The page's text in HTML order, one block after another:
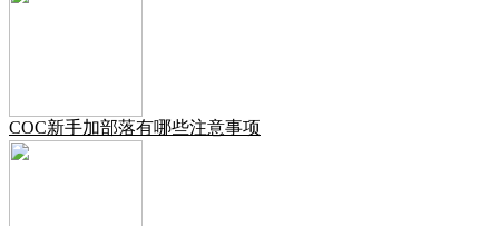
COC新手加部落有哪些注意事项